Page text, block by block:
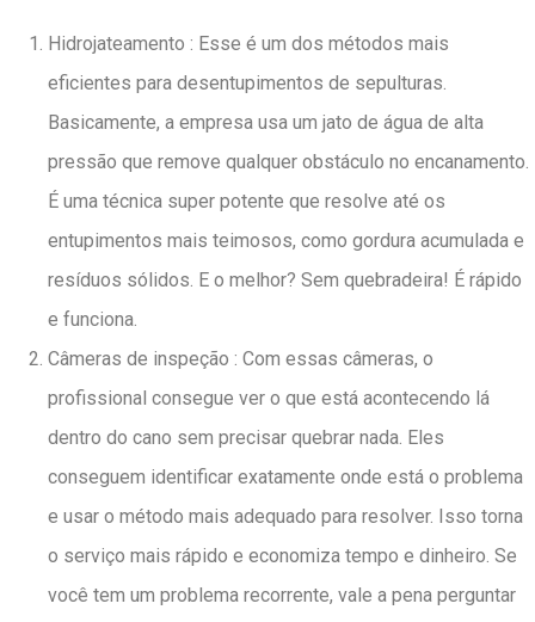
Hidrojateamento : Esse é um dos métodos mais
eficientes para desentupimentos de sepulturas.
Basicamente, a empresa usa um jato de água de alta
pressão que remove qualquer obstáculo no encanamento.
É uma técnica super potente que resolve até os
entupimentos mais teimosos, como gordura acumulada e
resíduos sólidos. E o melhor? Sem quebradeira! É rápido
e funciona.
Câmeras de inspeção : Com essas câmeras, o
profissional consegue ver o que está acontecendo lá
dentro do cano sem precisar quebrar nada. Eles
conseguem identificar exatamente onde está o problema
e usar o método mais adequado para resolver. Isso torna
o serviço mais rápido e economiza tempo e dinheiro. Se
você tem um problema recorrente, vale a pena perguntar